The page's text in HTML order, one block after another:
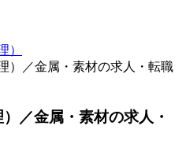
）
）／金属・素材の求人・転職
／金属・素材の求人・